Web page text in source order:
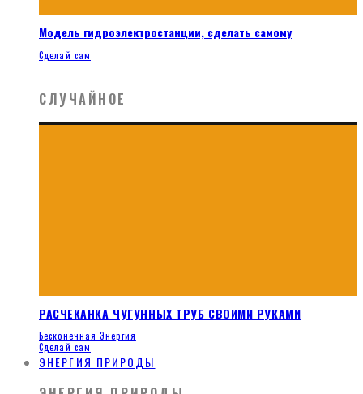
Модель гидроэлектростанции, сделать самому
Сделай сам
СЛУЧАЙНОЕ
РАСЧЕКАНКА ЧУГУННЫХ ТРУБ СВОИМИ РУКАМИ
Бесконечная Энергия
Сделай сам
ЭНЕРГИЯ ПРИРОДЫ